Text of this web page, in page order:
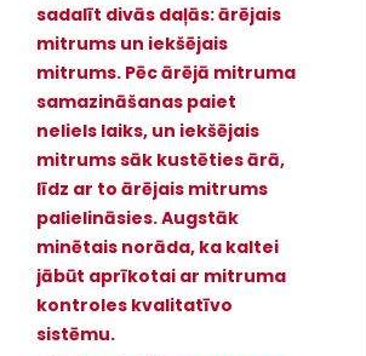
sadalīt divās daļās: ārējais
mitrums un iekšējais
mitrums. Pēc ārējā mitruma
samazināšanas paiet
neliels laiks, un iekšējais
mitrums sāk kustēties ārā,
līdz ar to ārējais mitrums
palielināsies. Augstāk
minētais norāda, ka kaltei
jābūt aprīkotai ar mitruma
kontroles kvalitatīvo
sistēmu.